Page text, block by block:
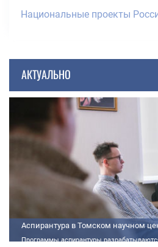
Национальные проекты
АКТУАЛЬНО
Аспирантура в Томском научном
Программы аспирантуры